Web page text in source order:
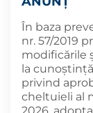
În baza
nr. 57/2019
modificările
la
privind
cheltuieli al